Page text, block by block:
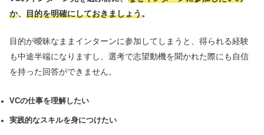
か、 目的を明確にしておきましょう。
目的が曖昧なままインターンに参加してしまうと、得られる経験
も中途半端になりますし、選考で志望動機を聞かれた際にも自信
を持った回答ができません。
VCの仕事を理解したい
実践的なスキルを身につけたい